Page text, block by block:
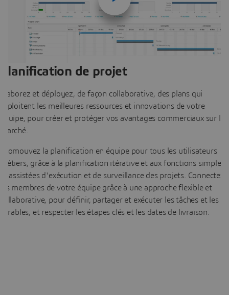
Planification de projet
Élaborez et déployez, de façon collaborative, des plans qui
exploitent les meilleures ressources et innovations de votre
équipe, pour créer et protéger vos avantages commerciaux sur le
marché.
Promouvez la planification en équipe pour tous les utilisateurs
métiers, grâce à la planification itérative et aux fonctions simples
et assistées d'exécution et de surveillance des projets. Connectez
les membres de votre équipe grâce à une approche flexible et
collaborative, pour définir, partager et exécuter les tâches et les
livrables, et respecter les étapes clés et les dates de livraison.